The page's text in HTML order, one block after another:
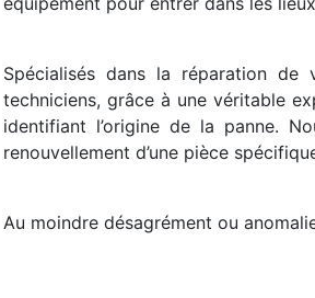
Spécialisés dans la réparation
techniciens, grâce à une véritable
identifiant l’origine de la panne.
renouvellement d’une pièce
Au moindre désagrément ou